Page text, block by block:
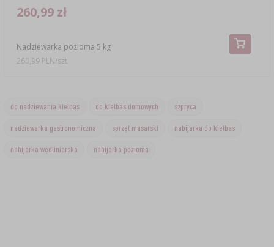
Nadziewarka pozioma 5 kg
260,99 zł
260,99 PLN/szt.
do nadziewania kiełbas do kiełbas domowych szpryca
nadziewarka gastronomiczna sprzęt masarski nabijarka do kiełbas
nabijarka wędliniarska nabijarka pozioma